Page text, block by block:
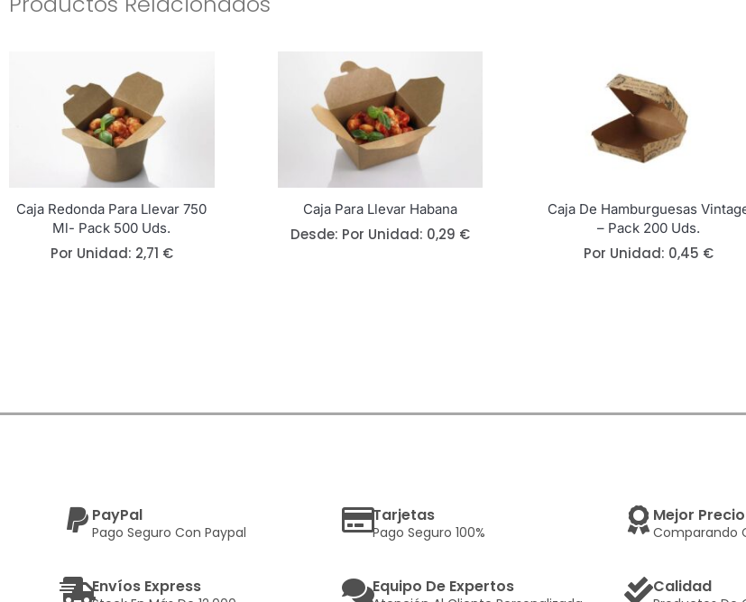
Caja Redonda Para Llevar 750
Ml- Pack 500 Uds.
Por Unidad: 2,71 €
Caja Para Llevar Habana
Desde: Por Unidad: 0,29 €
Caja De Hamburguesas
– Pack 200 Uds.
Por Unidad: 0,45 €
PayPal
Pago Seguro Con Paypal
Tarjetas
Pago Seguro 100%
Mejor Precio
Comparando
Envíos Express Equipo De Expertos Calidad